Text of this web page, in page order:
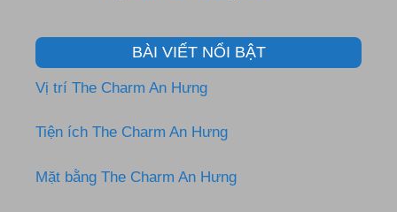
BÀI VIẾT NỔI BẬT
Vị trí The Charm An Hưng
Tiện ích The Charm An Hưng
Mặt bằng The Charm An Hưng